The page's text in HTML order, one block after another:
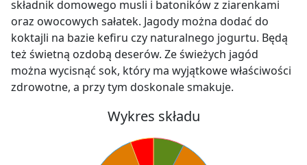
składnik domowego musli i batoników z ziarenkami
oraz owocowych sałatek. Jagody można dodać do
koktajli na bazie kefiru czy naturalnego jogurtu. Będą
też świetną ozdobą deserów. Ze świeżych jagód
można wycisnąć sok, który ma wyjątkowe właściwości
zdrowotne, a przy tym doskonale smakuje.
Wykres składu